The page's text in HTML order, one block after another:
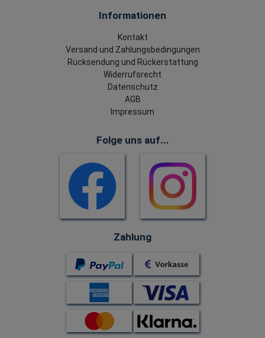
Informationen
Kontakt
Versand und Zahlungsbedingungen
Rücksendung und Rückerstattung
Widerrufsrecht
Datenschutz
AGB
Impressum
Folge uns auf...
Zahlung